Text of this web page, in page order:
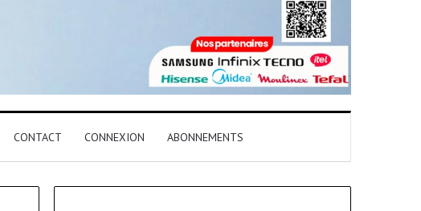
CONTACT CONNEXION ABONNEMENTS